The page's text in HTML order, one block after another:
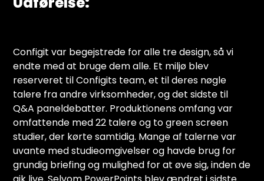
Configit var begejstrede for alle tre design, så vi
endte med at bruge dem alle. Et miljø blev
reserveret til Configits team, et til deres nøgle
talere fra andre virksomheder, og det sidste til
Q&A paneldebatter. Produktionens omfang var
omfattende med 22 talere og to green screen
studier, der kørte samtidig. Mange af talerne var
uvante med studieomgivelser og havde brug for
grundig briefing og mulighed for at øve sig, inden de